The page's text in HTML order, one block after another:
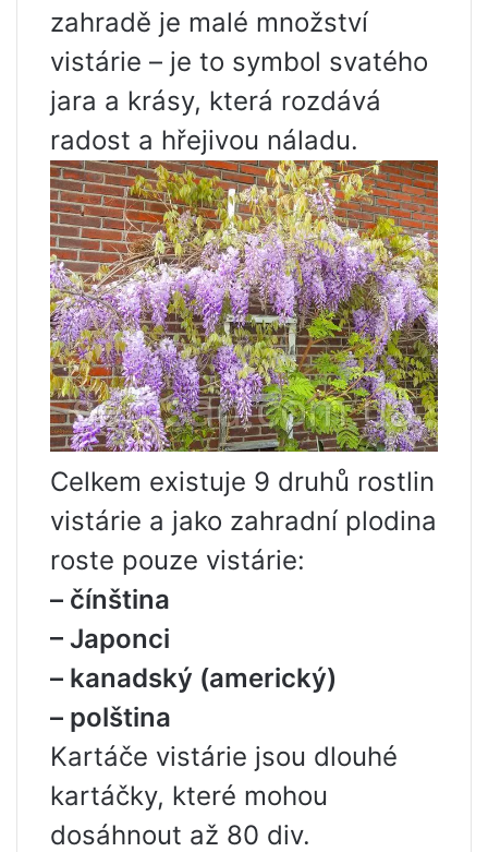
zahradě je malé množství
vistárie – je to symbol svatého
jara a krásy, která rozdává
radost a hřejivou náladu.
Celkem existuje 9 druhů rostlin
vistárie a jako zahradní plodina
roste pouze vistárie:
– čínština
– Japonci
– kanadský (americký)
– polština
Kartáče vistárie jsou dlouhé
kartáčky, které mohou
dosáhnout až 80 div.